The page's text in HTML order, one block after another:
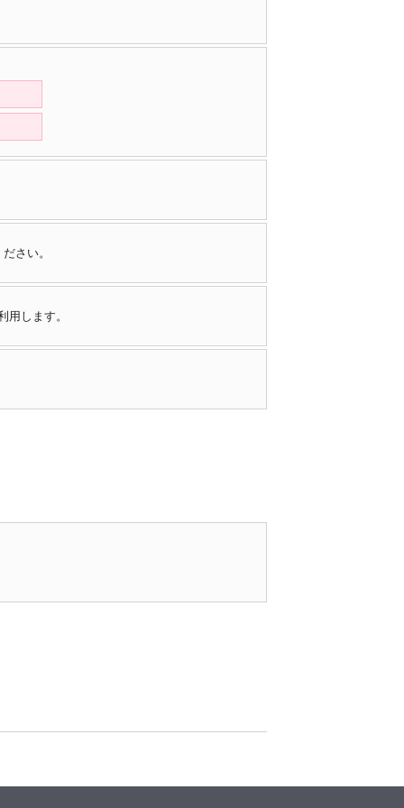
さい。
用します。